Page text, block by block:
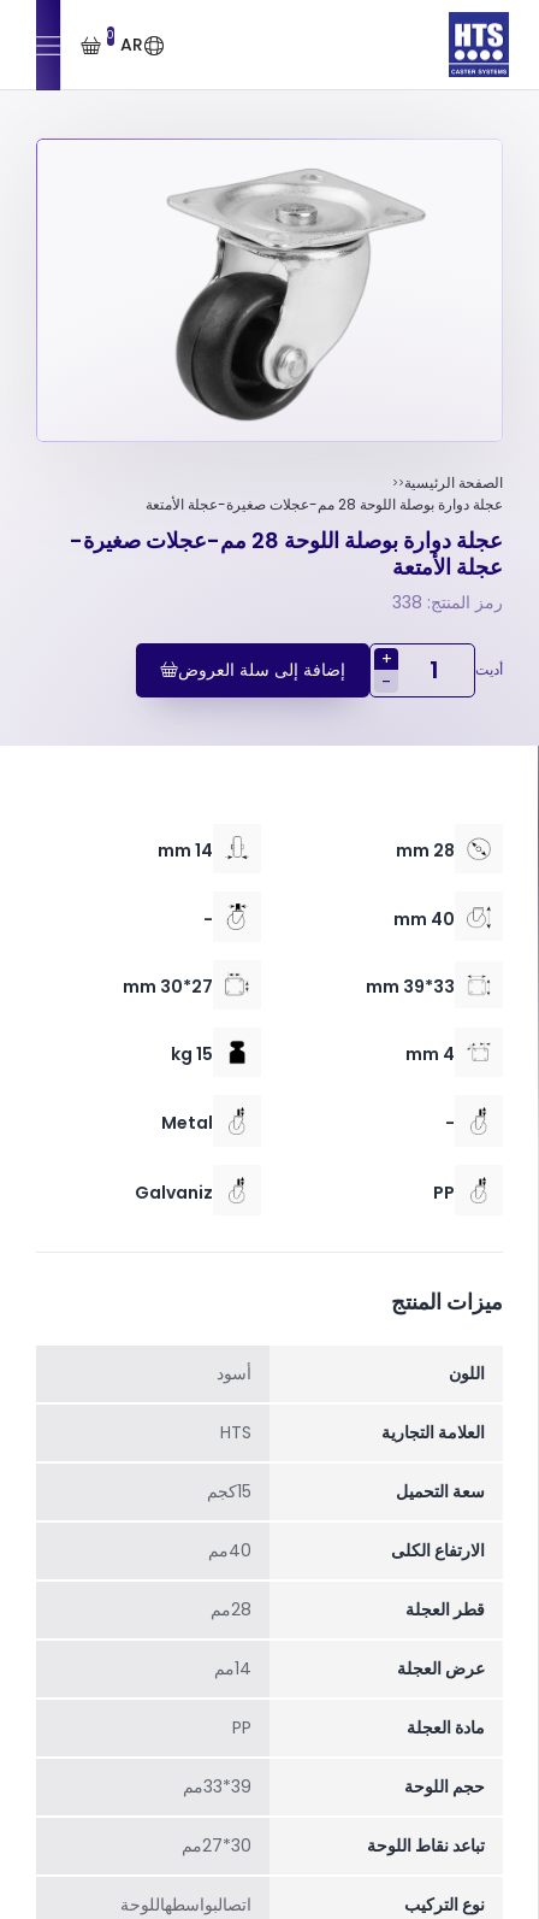
AR
0
الصفحة الرئيسية
عجلة دوارة بوصلة اللوحة 28 مم-عجلات صغيرة-عجلة الأمتعة
عجلة دوارة بوصلة اللوحة 28 مم-عجلات صغيرة-
عجلة الأمتعة
رمز المنتج: 338
أديت
+
-
إضافة إلى سلة العروض
28 mm
14 mm
40 mm
-
33*39 mm
27*30 mm
4 mm
15 kg
-
Metal
PP
Galvaniz
ميزات المنتج
اللون أسود
العلامة التجارية HTS
سعة التحميل 15كجم
الارتفاع الکلی 40مم
قطر العجلة 28مم
عرض العجلة 14مم
مادة العجلة PP
حجم اللوحة 39*33مم
تباعد نقاط اللوحة 30*27مم
نوع التركيب اتصالبواسطهاللوحة